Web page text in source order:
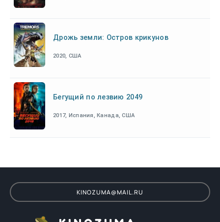
Дрожь земли: Остров крикунов
2020, США
Бегущий по лезвию 2049
2017, Испания, Канада, США
KINOZUMA@MAIL.RU